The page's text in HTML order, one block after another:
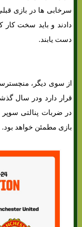
دادند و باید سخت کار
دست یابند.
از سوی دیگر،
قرار دارد ودر سال
در ضربات پنالتی سوپر
بازی مطمئن خواهد بود.